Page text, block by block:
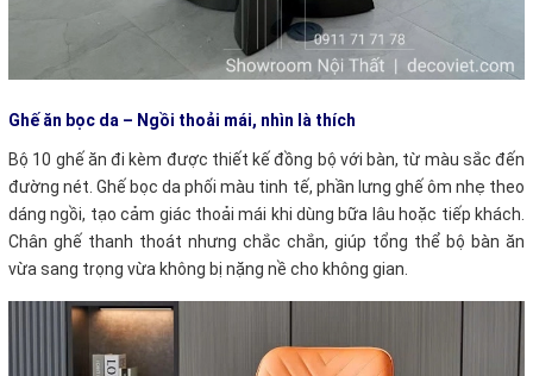
Ghế ăn bọc da – Ngồi thoải mái, nhìn là thích
Bộ 10 ghế ăn đi kèm được thiết kế đồng bộ với bàn, từ màu sắc đến
đường nét. Ghế bọc da phối màu tinh tế, phần lưng ghế ôm nhẹ theo
dáng ngồi, tạo cảm giác thoải mái khi dùng bữa lâu hoặc tiếp khách.
Chân ghế thanh thoát nhưng chắc chắn, giúp tổng thể bộ bàn ăn
vừa sang trọng vừa không bị nặng nề cho không gian.